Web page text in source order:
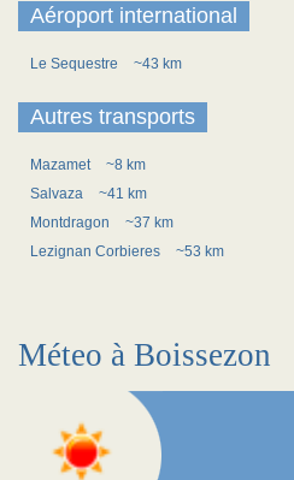
Aéroport international
Le Sequestre ~43 km
Autres transports
Mazamet
~8 km
Salvaza
~41 km
Montdragon
~37 km
Lezignan Corbieres
~53 km
Méteo à Boissezon